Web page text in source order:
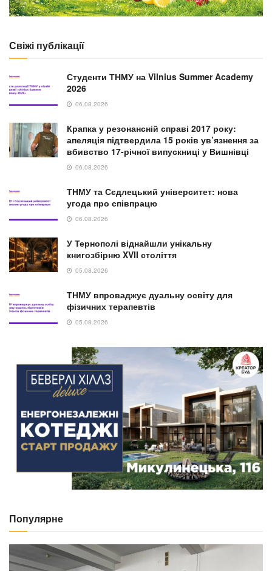
Свіжі публікації
Студенти ТНМУ на Vilnius Summer Academy
2026
06.08.2026
Крапка у резонансній справі 2017 року:
апеляція підтвердила 15 років ув’язнення за
вбивство 17-річної випускниці у Вишнівці
06.08.2026
ТНМУ та Сєдлецький університет: нова
угода про співпрацю
06.08.2026
У Тернополі віднайшли унікальну
книгозбірню XVII століття
05.08.2026
ТНМУ впроваджує дуальну освіту для
фізичних терапевтів
05.08.2026
Популярне